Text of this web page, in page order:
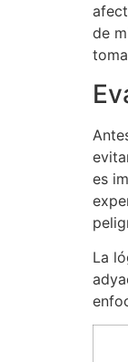
de
es
La